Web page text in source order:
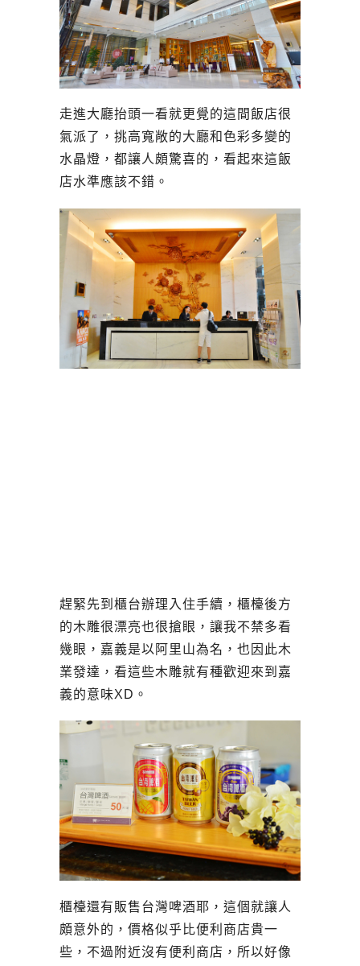
走進大廳抬頭一看就更覺的這間飯店很
氣派了，挑高寬敞的大廳和色彩多變的
水晶燈，都讓人頗驚喜的，看起來這飯
店水準應該不錯。
趕緊先到櫃台辦理入住手續，櫃檯後方
的木雕很漂亮也很搶眼，讓我不禁多看
幾眼，嘉義是以阿里山為名，也因此木
業發達，看這些木雕就有種歡迎來到嘉
義的意味XD。
櫃檯還有販售台灣啤酒耶，這個就讓人
頗意外的，價格似乎比便利商店貴一
些，不過附近沒有便利商店，所以好像